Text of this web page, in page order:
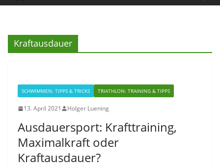
Kraftausdauer
SCHWIMMEN: TIPPS & TRICKS TRIATHLON: TRAINING & TIPPS
13. April 2021 Holger Luening
Ausdauersport: Krafttraining,
Maximalkraft oder
Kraftausdauer?